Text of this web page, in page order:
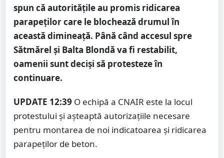
spun că autoritățile au promis ridicarea
parapeților care le blochează drumul în
această dimineață. Până când accesul spre
Sătmărel și Balta Blondă va fi restabilit,
oamenii sunt deciși să protesteze în
continuare.
UPDATE 12:39 O echipă a CNAIR este la locul
protestului și așteaptă autorizațiile necesare
pentru montarea de noi indicatoarea și ridicarea
parapeților de beton.